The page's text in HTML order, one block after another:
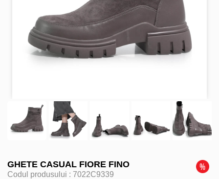
GHETE CASUAL FIORE FINO
Codul produsului : 7022C9339